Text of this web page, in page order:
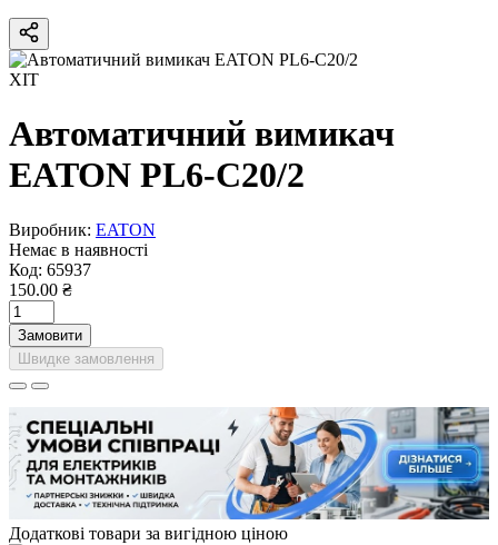
ХІТ
Автоматичний вимикач
EATON PL6-C20/2
Виробник: EATON
Немає в наявності
Код: 65937
150.00 ₴
Замовити
Швидке замовлення
Додаткові товари за вигідною ціною